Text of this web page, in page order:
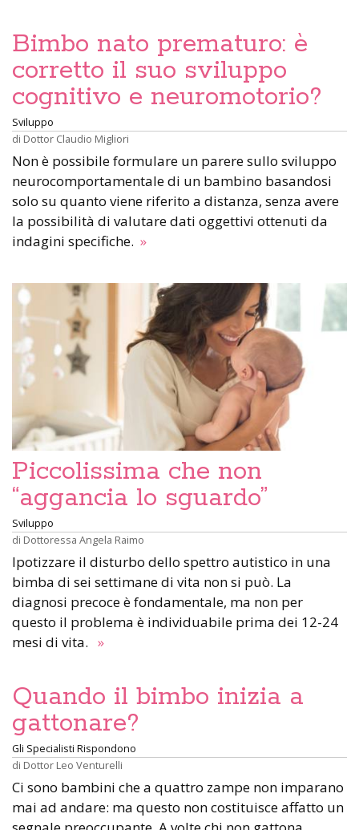
Bimbo nato prematuro: è
corretto il suo sviluppo
cognitivo e neuromotorio?
Sviluppo
di Dottor Claudio Migliori
Non è possibile formulare un parere sullo sviluppo
neurocomportamentale di un bambino basandosi
solo su quanto viene riferito a distanza, senza avere
la possibilità di valutare dati oggettivi ottenuti da
indagini specifiche. »
Piccolissima che non
“aggancia lo sguardo”
Sviluppo
di Dottoressa Angela Raimo
Ipotizzare il disturbo dello spettro autistico in una
bimba di sei settimane di vita non si può. La
diagnosi precoce è fondamentale, ma non per
questo il problema è individuabile prima dei 12-24
mesi di vita. »
Quando il bimbo inizia a
gattonare?
Gli Specialisti Rispondono
di Dottor Leo Venturelli
Ci sono bambini che a quattro zampe non imparano
mai ad andare: ma questo non costituisce affatto un